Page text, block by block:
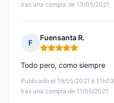
tras una compra de 13/05/2021
F
Fuensanta R.
Nota: 5 de 5
Publicado el 19/05/2021 à 11h03
tras una compra de 11/05/2021
Todo pero, como siempre